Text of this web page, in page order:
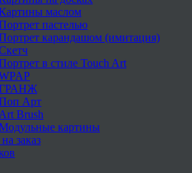
маслом
пастелью
карандашом (имитация)
в стиле Touch Art
Арт
Art Brush
картины
заказ